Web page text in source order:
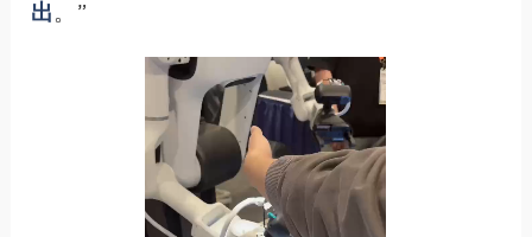
出 。”